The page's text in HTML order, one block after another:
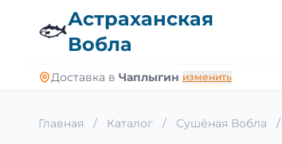
🐟Астраханская
Вобла
Доставка в Чаплыгин изменить
Главная / Каталог / Сушёная Вобла /